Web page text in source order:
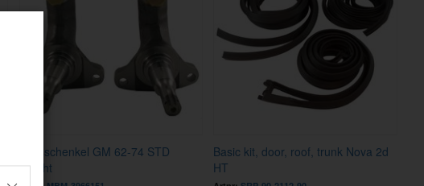
Achsschenkel GM 62-74 STD
Height
Basic kit, door, roof, trunk Nova 2d
HT